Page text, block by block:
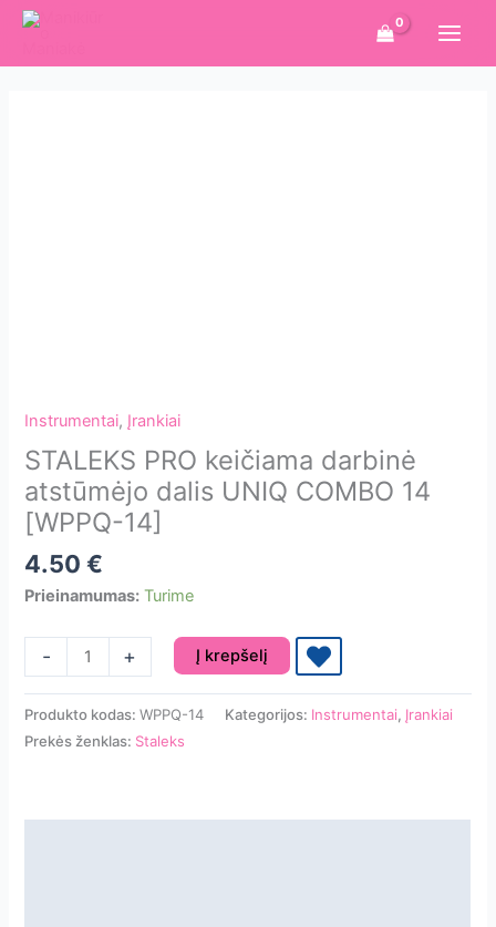
Pereiti
turinio
Instrumentai, Įrankiai
STALEKS PRO keičiama darbinė
atstūmėjo dalis UNIQ COMBO 14
[WPPQ-14]
4.50€
Prieinamumas: Turime
-
produkto
kiekis:
+ Į krepšelį
Produkto kodas:WPPQ-14 Kategorijos: Instrumentai, Įrankiai
Prekės ženklas: Staleks